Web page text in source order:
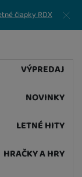
čiapky RDX Zavrieť
VÝPREDAJ
NOVINKY
LETNÉ HITY
HRAČKY A HRY